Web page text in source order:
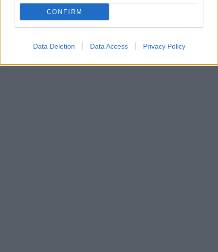
CONFIRM
Data Deletion Data Access Privacy Policy